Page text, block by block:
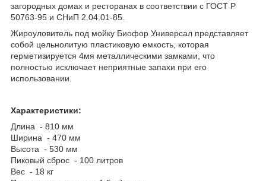
загородных домах и ресторанах в соответствии с ГОСТ Р
50763-95 и СНиП 2.04.01-85.
Жироуловитель под мойку Биофор Универсал представляет
собой цельнолитую пластиковую емкость, которая
герметизируется 4мя металлическими замками, что
полностью исключает неприятные запахи при его
использовании.
Характеристики:
Длина - 810 мм
Ширина - 470 мм
Высота - 530 мм
Пиковый сброс - 100 литров
Вес - 18 кг